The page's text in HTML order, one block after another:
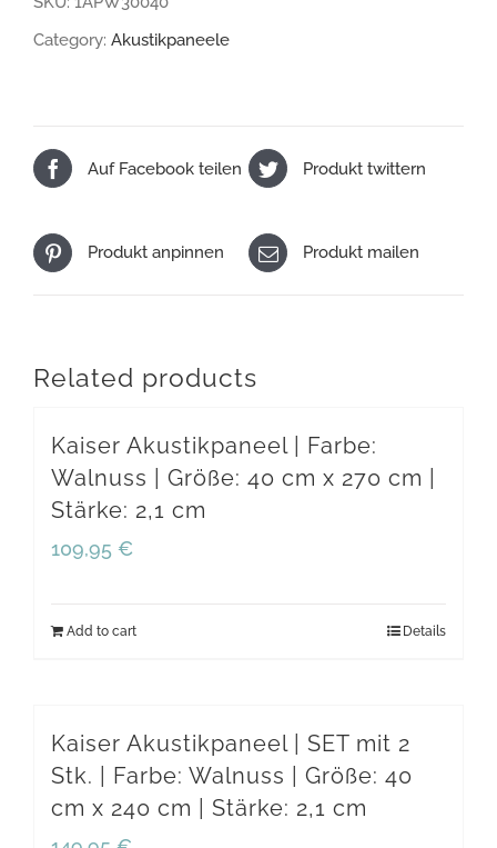
40
x
Stärke:
cm
quantity
Category: Akustikpaneele
Auf Facebook teilen Produkt twittern
Produkt anpinnen Produkt mailen
Related products
Kaiser Akustikpaneel | Farbe:
Walnuss | Größe: 40 cm x 270 cm |
Stärke: 2,1 cm
109,95 €
Add to cart Details
Kaiser Akustikpaneel | SET mit 2
Stk. | Farbe: Walnuss | Größe: 40
cm x 240 cm | Stärke: 2,1 cm